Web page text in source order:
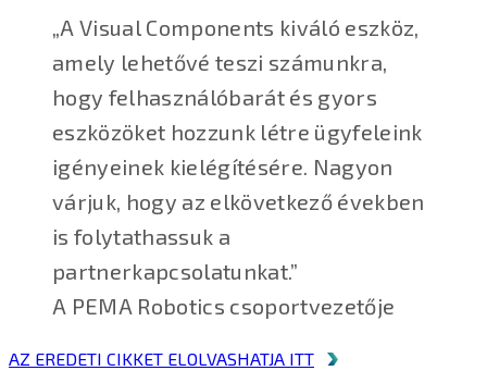
„A Visual Components kiváló eszköz,
amely lehetővé teszi számunkra,
hogy felhasználóbarát és gyors
eszközöket hozzunk létre ügyfeleink
igényeinek kielégítésére. Nagyon
várjuk, hogy az elkövetkező években
is folytathassuk a
partnerkapcsolatunkat.”
A PEMA Robotics csoportvezetője
AZ EREDETI CIKKET ELOLVASHATJA ITT